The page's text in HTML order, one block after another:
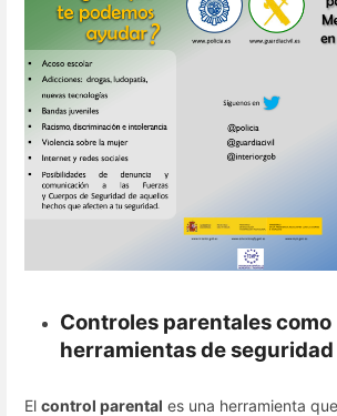
Controles parentales como
herramientas de seguridad
El control parental es una herramienta